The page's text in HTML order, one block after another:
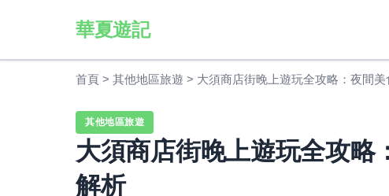
華夏遊記
首頁 > 其他地區旅遊 > 大須商店街晚上遊玩全攻略：夜間
其他地區旅遊
大須商店街晚上遊玩全攻略
解析